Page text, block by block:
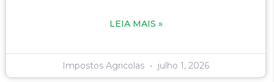
LEIA MAIS »
Impostos Agricolas julho 1, 2026